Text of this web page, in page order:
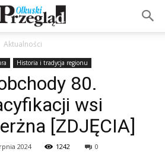
Aktualności
Historia i tradycja regionu
80.
wsi
[ZDJĘCIA]
2024 1242 0